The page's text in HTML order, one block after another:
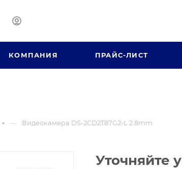
КОМПАНИЯ ПРАЙС-ЛИСТ
— Видеокамера DS-2CD2T87G2-L 2.8mm
Уточняйте у